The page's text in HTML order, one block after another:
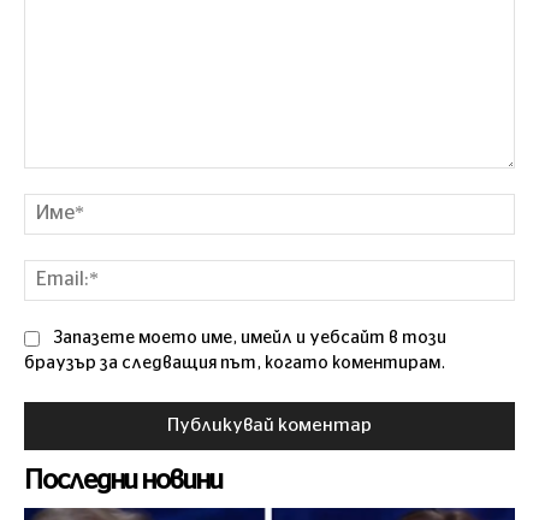
Запазете моето име, имейл и уебсайт в този
браузър за следващия път, когато коментирам.
Последни новини